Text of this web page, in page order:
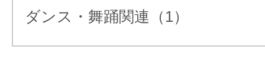
ダンス・舞踊関連（1）